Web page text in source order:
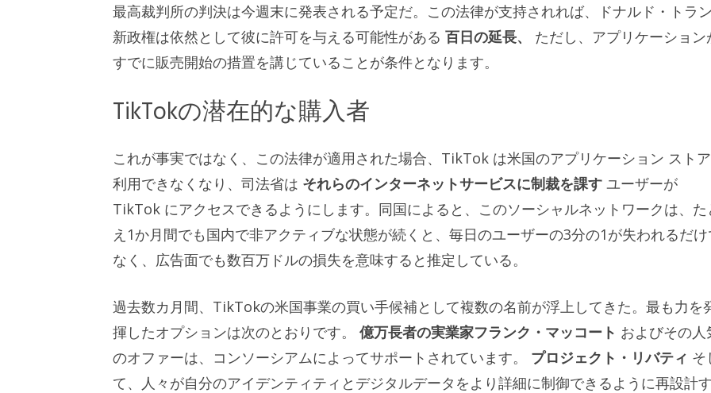
最高裁判所の判決は今週末に発表される予定だ。この法律が支持されれば、ドナルド・トラ
新政権は依然として彼に許可を与える可能性がある 百日の延長、
ただし、アプリケーション
すでに販売開始の措置を講じていることが条件となります。
TikTokの潜在的な購入者
これが事実ではなく、この法律が適用された場合、TikTok は米国のアプリケーション スト
利用できなくなり、司法省は それらのインターネットサービスに制裁を課す ユーザーが
TikTok にアクセスできるようにします。同国によると、このソーシャルネットワークは、た
え1か月間でも国内で非アクティブな状態が続くと、毎日のユーザーの3分の1が失われるだ
なく、広告面でも数百万ドルの損失を意味すると推定している。
過去数カ月間、TikTokの米国事業の買い手候補として複数の名前が浮上してきた。最も力を
揮したオプションは次のとおりです。
億万長者の実業家フランク・マッコート およびその人
のオファーは、コンソーシアムによってサポートされています。 プロジェクト・リバティ そ
て、人々が自分のアイデンティティとデジタルデータをより詳細に制御できるように再設計